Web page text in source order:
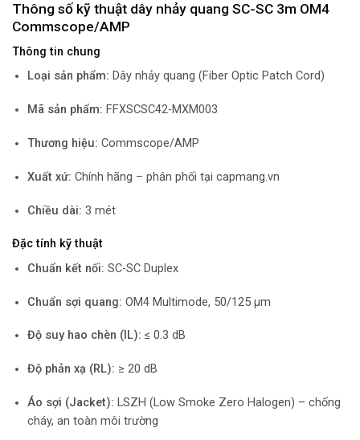
Thông số kỹ thuật dây nhảy quang SC-SC 3m OM4
Commscope/AMP
Thông tin chung
Loại sản phẩm: Dây nhảy quang (Fiber Optic Patch Cord)
Mã sản phẩm: FFXSCSC42-MXM003
Thương hiệu: Commscope/AMP
Xuất xứ: Chính hãng – phân phối tại capmang.vn
Chiều dài: 3 mét
Đặc tính kỹ thuật
Chuẩn kết nối: SC-SC Duplex
Chuẩn sợi quang: OM4 Multimode, 50/125 µm
Độ suy hao chèn (IL): ≤ 0.3 dB
Độ phản xạ (RL): ≥ 20 dB
Áo sợi (Jacket): LSZH (Low Smoke Zero Halogen) – chống
cháy, an toàn môi trường